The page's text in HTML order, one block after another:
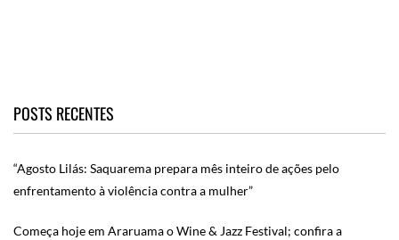
POSTS RECENTES
“Agosto Lilás: Saquarema prepara mês inteiro de ações pelo
enfrentamento à violência contra a mulher”
Começa hoje em Araruama o Wine & Jazz Festival; confira a